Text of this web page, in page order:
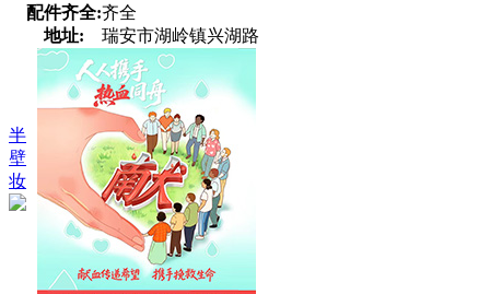
半
壁
妆
配件齐全:齐全
地址:
瑞安市湖岭镇兴湖路